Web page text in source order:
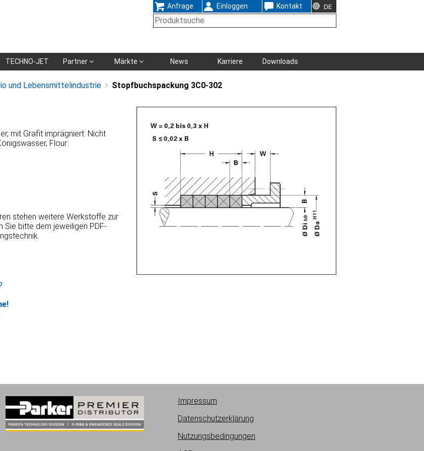
Navigation
Anfrage Einloggen Kontakt DE
TECHNO-JET Partner Märkte News Karriere Downloads
und Lebensmittelindustrie Stopfbuchspackung 3C0-302
mit Grafit imprägniert. Nicht
Flour.
stehen weitere Werkstoffe zur
Sie bitte dem jeweiligen PDF-
Impressum
Datenschutzerklärung
Nutzungsbedingungen